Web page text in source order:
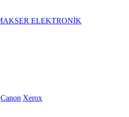
Canon Xerox